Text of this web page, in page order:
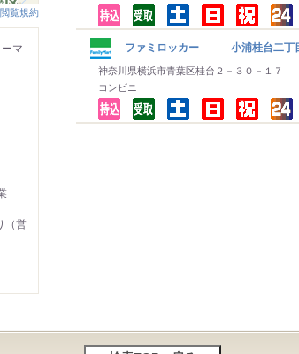
ファミロッカー 小浦桂台二丁
神奈川県横浜市青葉区桂台２－３０－１７
コンビニ
覧規約
マ
（営